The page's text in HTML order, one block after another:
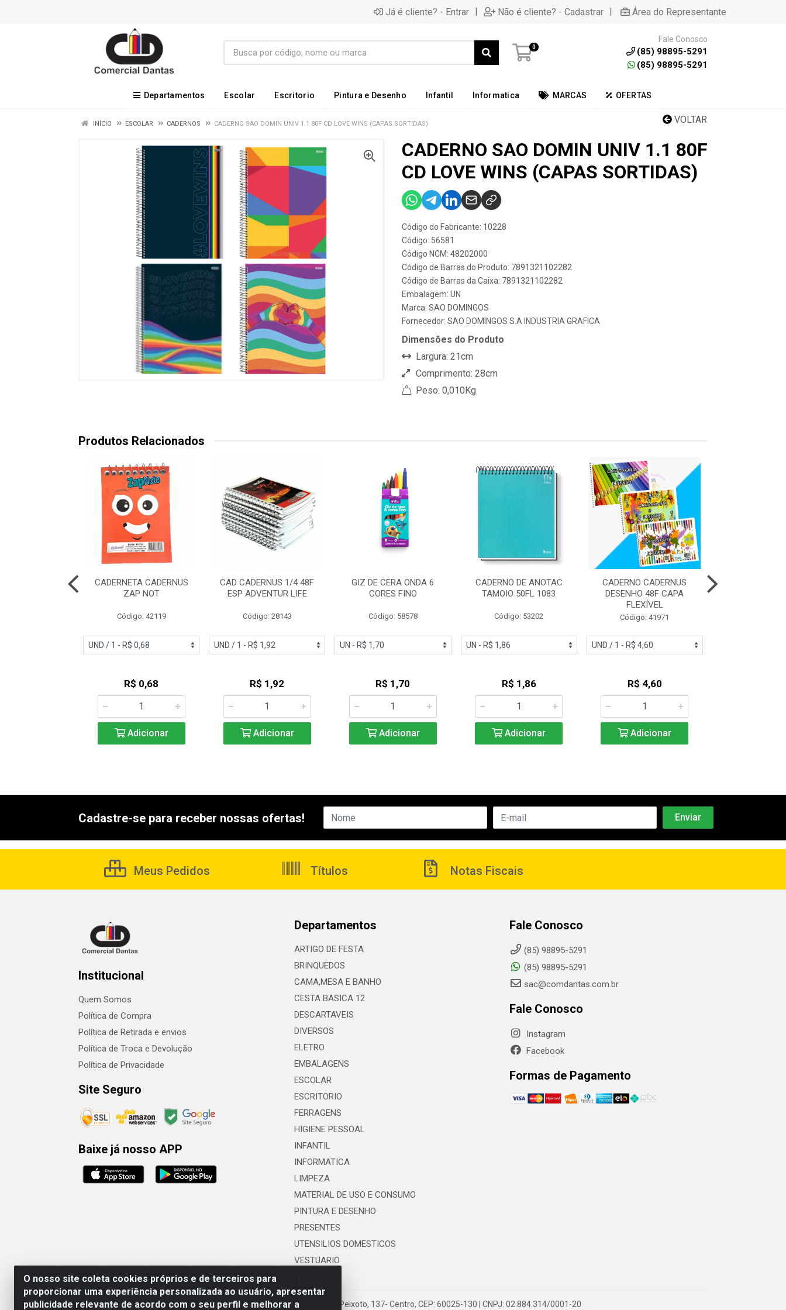
Já é cliente? - Entrar | Não é cliente? - Cadastrar | Área do Representante
0
Fale Conosco
(85) 98895-5291
(85) 98895-5291
Departamentos Escolar Escritorio Pintura e Desenho Infantil Informatica MARCAS OFERTAS
VOLTAR
INÍCIO ESCOLAR CADERNOS CADERNO SAO DOMIN UNIV 1.1 80F CD LOVE WINS (CAPAS SORTIDAS)
CADERNO SAO DOMIN UNIV 1.1 80F
CD LOVE WINS (CAPAS SORTIDAS)
Código do Fabricante: 10228
Código: 56581
Código NCM: 48202000
Código de Barras do Produto: 7891321102282
Código de Barras da Caixa: 7891321102282
Embalagem: UN
Marca: SAO DOMINGOS
Fornecedor: SAO DOMINGOS S.A INDUSTRIA GRAFICA
Dimensões do Produto
Largura: 21cm
Comprimento: 28cm
Peso: 0,010Kg
Produtos Relacionados
CADERNETA CADERNUS
ZAP NOT
Código: 42119
R$ 0,68
Adicionar
CAD CADERNUS 1/4 48F
ESP ADVENTUR LIFE
Código: 28143
R$ 1,92
Adicionar
GIZ DE CERA ONDA 6
CORES FINO
Código: 58578
R$ 1,70
Adicionar
CADERNO DE ANOTAC
TAMOIO 50FL 1083
Código: 53202
R$ 1,86
Adicionar
CADERNO CADERNUS
DESENHO 48F CAPA
FLEXÍVEL
Código: 41971
R$ 4,60
Adicionar
O nosso site coleta cookies próprios e de terceiros para
proporcionar uma experiência personalizada ao usuário, apresentar
publicidade relevante de acordo com o seu perfil e melhorar a
Cadastre-se para receber nossas ofertas!
Meus Pedidos Títulos Notas Fiscais
Institucional
Quem Somos
Política de Compra
Política de Retirada e envios
Política de Troca e Devolução
Política de Privacidade
Site Seguro
Baixe já nosso APP
Departamentos
ARTIGO DE FESTA
BRINQUEDOS
CAMA,MESA E BANHO
CESTA BASICA 12
DESCARTAVEIS
DIVERSOS
ELETRO
EMBALAGENS
ESCOLAR
ESCRITORIO
FERRAGENS
HIGIENE PESSOAL
INFANTIL
INFORMATICA
LIMPEZA
MATERIAL DE USO E CONSUMO
PINTURA E DESENHO
PRESENTES
UTENSILIOS DOMESTICOS
VESTUARIO
Fale Conosco
(85) 98895-5291
(85) 98895-5291
sac@comdantas.com.br
Fale Conosco
Instagram
Facebook
Formas de Pagamento
Rafael & Dantas LTDA - Rua Floriano Peixoto, 137- Centro, CEP: 60025-130 | CNPJ: 02.884.314/0001-20